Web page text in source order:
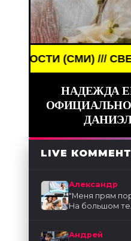
(СМИ) /// СВЕЖИЕ
НАДЕЖДА
LIVE
Александр
"Меня прям
На большом
Андрей